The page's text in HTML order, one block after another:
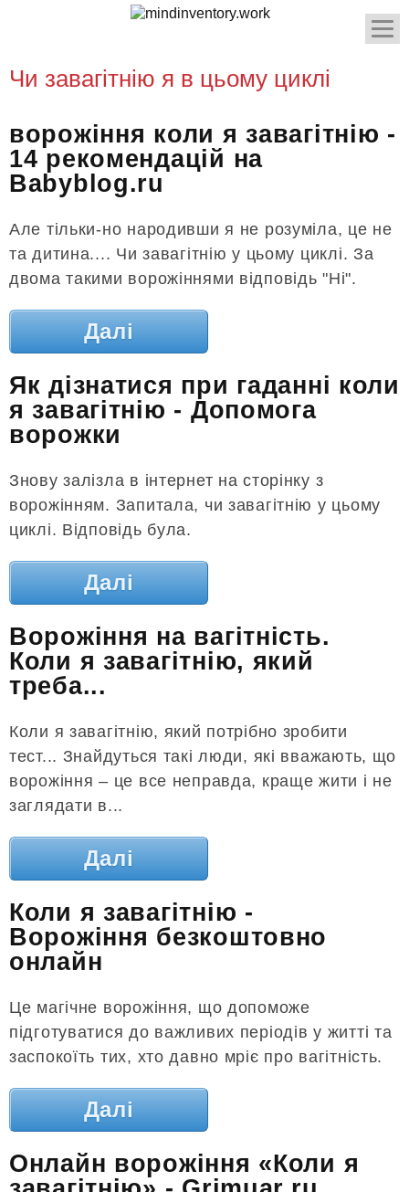
Чи завагітнію я в цьому циклі
ворожіння коли я завагітнію -
14 рекомендацій на
Babyblog.ru
Але тільки-но народивши я не розуміла, це не
та дитина.... Чи завагітнію у цьому циклі. За
двома такими ворожіннями відповідь "Ні".
Далі
Як дізнатися при гаданні коли
я завагітнію - Допомога
ворожки
Знову залізла в інтернет на сторінку з
ворожінням. Запитала, чи завагітнію у цьому
циклі. Відповідь була.
Далі
Ворожіння на вагітність.
Коли я завагітнію, який
треба...
Коли я завагітнію, який потрібно зробити
тест... Знайдуться такі люди, які вважають, що
ворожіння – це все неправда, краще жити і не
заглядати в...
Далі
Коли я завагітнію -
Ворожіння безкоштовно
онлайн
Це магічне ворожіння, що допоможе
підготуватися до важливих періодів у житті та
заспокоїть тих, хто давно мріє про вагітність.
Далі
Онлайн ворожіння «Коли я